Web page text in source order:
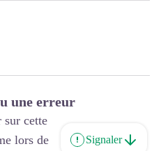
une erreur
sur cette
lors de
Signaler